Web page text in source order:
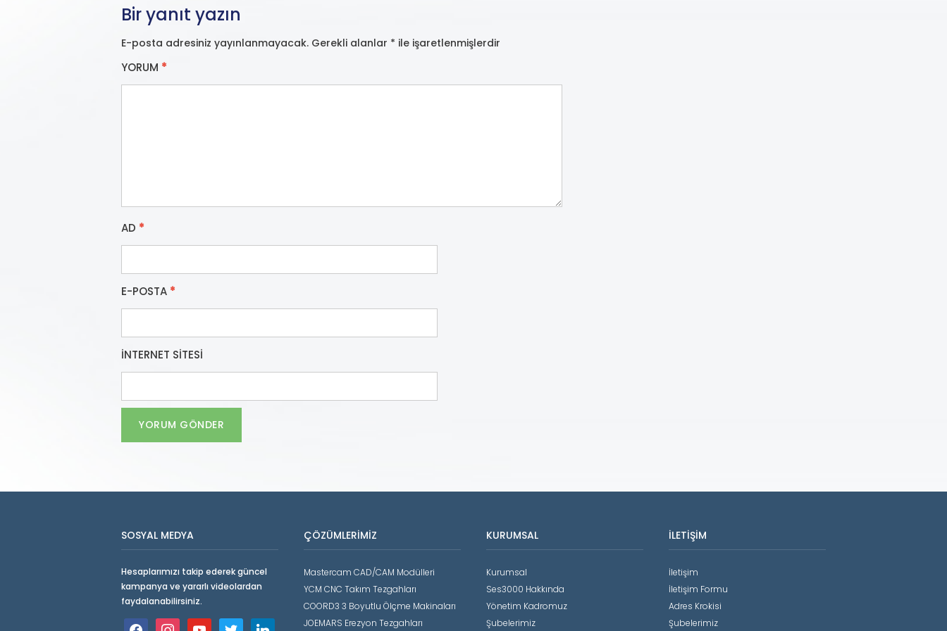
Bir yanıt yazın
E-posta adresiniz yayınlanmayacak. Gerekli alanlar * ile işaretlenmişlerdir
YORUM *
AD *
E-POSTA *
İNTERNET SITESI
SOSYAL MEDYA
Hesaplarımızı takip ederek güncel
kampanya ve yararlı videolardan
faydalanabilirsiniz.
facebookinstagramyoutube twitter linkedin
ÇÖZÜMLERIMIZ
Mastercam CAD/CAM Modülleri
YCM CNC Takım Tezgahları
COORD3 3 Boyutlu Ölçme Makinaları
JOEMARS Erezyon Tezgahları
KURUMSAL
Kurumsal
Ses3000 Hakkında
Yönetim Kadromuz
Şubelerimiz
İLETIŞIM
İletişim
İletişim Formu
Adres Krokisi
Şubelerimiz